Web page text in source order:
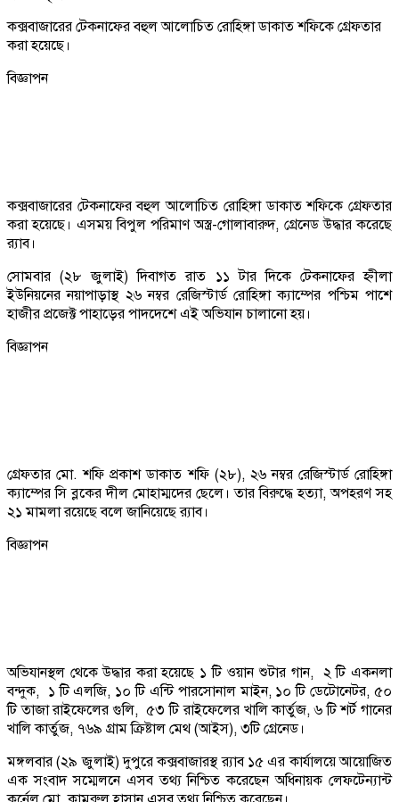
কক্সবাজারের টেকনাফের বহুল আলোচিত রোহিঙ্গা ডাকাত শফিকে গ্রেফতার
করা হয়েছে।
বিজ্ঞাপন
কক্সবাজারের টেকনাফের বহুল আলোচিত রোহিঙ্গা ডাকাত শফিকে গ্রেফতার
করা হয়েছে। এসময় বিপুল পরিমাণ অস্ত্র-গোলাবারুদ, গ্রেনেড উদ্ধার করেছে
র‌্যাব।
সোমবার (২৮ জুলাই) দিবাগত রাত ১১ টার দিকে টেকনাফের হ্নীলা
ইউনিয়নের নয়াপাড়াস্থ ২৬ নম্বর রেজিস্টার্ড রোহিঙ্গা ক্যাম্পের পশ্চিম পাশে
হাজীর প্রজেক্ট পাহাড়ের পাদদেশে এই অভিযান চালানো হয়।
বিজ্ঞাপন
গ্রেফতার মো. শফি প্রকাশ ডাকাত শফি (২৮), ২৬ নম্বর রেজিস্টার্ড রোহিঙ্গা
ক্যাম্পের সি ব্লকের দীল মোহাম্মদের ছেলে। তার বিরুদ্ধে হত্যা, অপহরণ সহ
২১ মামলা রয়েছে বলে জানিয়েছে র‌্যাব।
বিজ্ঞাপন
অভিযানস্থল থেকে উদ্ধার করা হয়েছে ১ টি ওয়ান শুটার গান, ২ টি একনলা
বন্দুক, ১ টি এলজি, ১০ টি এন্টি পারসোনাল মাইন, ১০ টি ডেটোনেটর, ৫০
টি তাজা রাইফেলের গুলি, ৫৩ টি রাইফেলের খালি কার্তুজ, ৬ টি শর্ট গানের
খালি কার্তুজ, ৭৬৯ গ্রাম ক্রিষ্টাল মেথ (আইস), ৩টি গ্রেনেড।
মঙ্গলবার (২৯ জুলাই) দুপুরে কক্সবাজারস্থ র‌্যাব ১৫ এর কার্যালয়ে আয়োজিত
এক সংবাদ সম্মেলনে এসব তথ্য নিশ্চিত করেছেন অধিনায়ক লেফটেন্যান্ট